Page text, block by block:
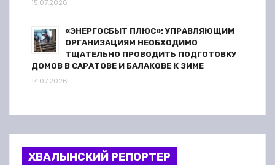
15.07.2026
«ЭНЕРГОСБЫТ ПЛЮС»: УПРАВЛЯЮЩИМ
ОРГАНИЗАЦИЯМ НЕОБХОДИМО
ТЩАТЕЛЬНО ПРОВОДИТЬ ПОДГОТОВКУ
ДОМОВ В САРАТОВЕ И БАЛАКОВЕ К ЗИМЕ
14.07.2026
ХВАЛЫНСКИЙ РЕПОРТЕР